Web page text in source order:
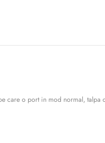
care o port in mod normal, talpa